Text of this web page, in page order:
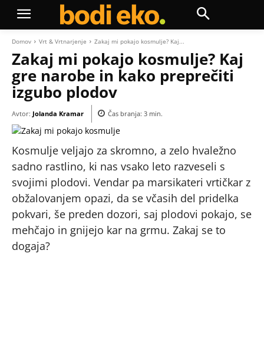
Domov Vrt & Vrtnarjenje Zakaj mi pokajo kosmulje? Kaj...
Zakaj mi pokajo kosmulje? Kaj
gre narobe in kako preprečiti
izgubo plodov
Avtor: Jolanda Kramar Čas branja: 3 min.
Kosmulje veljajo za skromno, a zelo hvaležno
sadno rastlino, ki nas vsako leto razveseli s
svojimi plodovi. Vendar pa marsikateri vrtičkar z
obžalovanjem opazi, da se včasih del pridelka
pokvari, še preden dozori, saj plodovi pokajo, se
mehčajo in gnijejo kar na grmu. Zakaj se to
dogaja?